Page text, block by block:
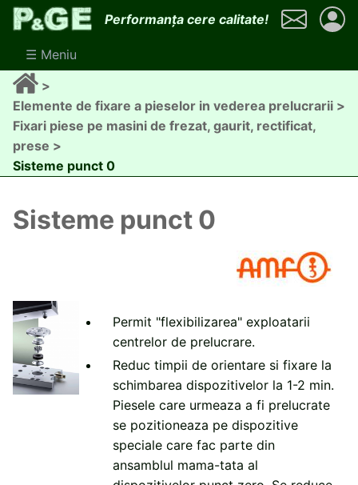
Mergi
conţinutul
principal
Performanța cere calitate!
☰ Meniu
Breadcrumb
Elemente de fixare a pieselor in vederea prelucrarii
Fixari piese pe masini de frezat, gaurit, rectificat,
prese
Sisteme punct 0
Sisteme punct 0
Permit "flexibilizarea" exploatarii
centrelor de prelucrare.
Reduc timpii de orientare si fixare la
schimbarea dispozitivelor la 1-2 min.
Piesele care urmeaza a fi prelucrate
se pozitioneaza pe dispozitive
speciale care fac parte din
ansamblul mama-tata al